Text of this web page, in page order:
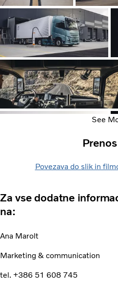
See
Povezava do slik in
Za vse dodatne
na:
Ana Marolt
Marketing & communication
tel. +386 51 608 745